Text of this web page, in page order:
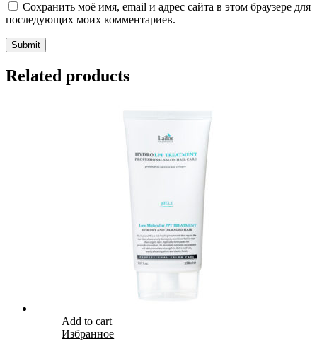
Сохранить моё имя, email и адрес сайта в этом браузере для
последующих моих комментариев.
Related products
Add to cart
Избранное